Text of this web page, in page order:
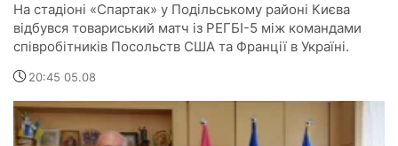
На стадіоні «Спартак» у Подільському районі Києва
відбувся товариський матч із РЕГБІ-5 між командами
співробітників Посольств США та Франції в Україні.
20:45 05.08